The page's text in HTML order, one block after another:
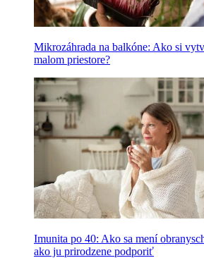
Mikrozáhrada na balkóne: Ako si
malom priestore?
Imunita po 40: Ako sa mení
ako ju prirodzene podporiť